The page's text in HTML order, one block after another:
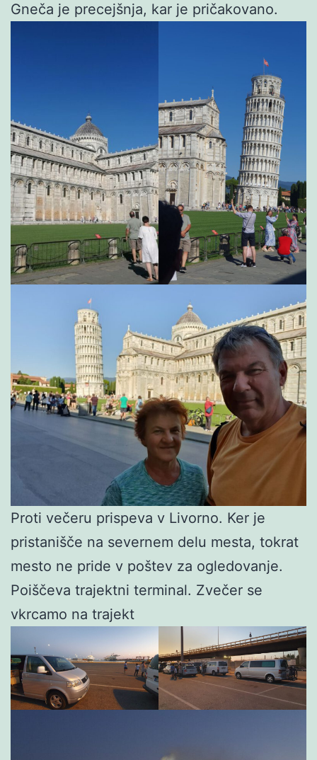
Gneča je precejšnja, kar je pričakovano.
Proti večeru prispeva v Livorno. Ker je
pristanišče na severnem delu mesta, tokrat
mesto ne pride v poštev za ogledovanje.
Poiščeva trajektni terminal. Zvečer se
vkrcamo na trajekt